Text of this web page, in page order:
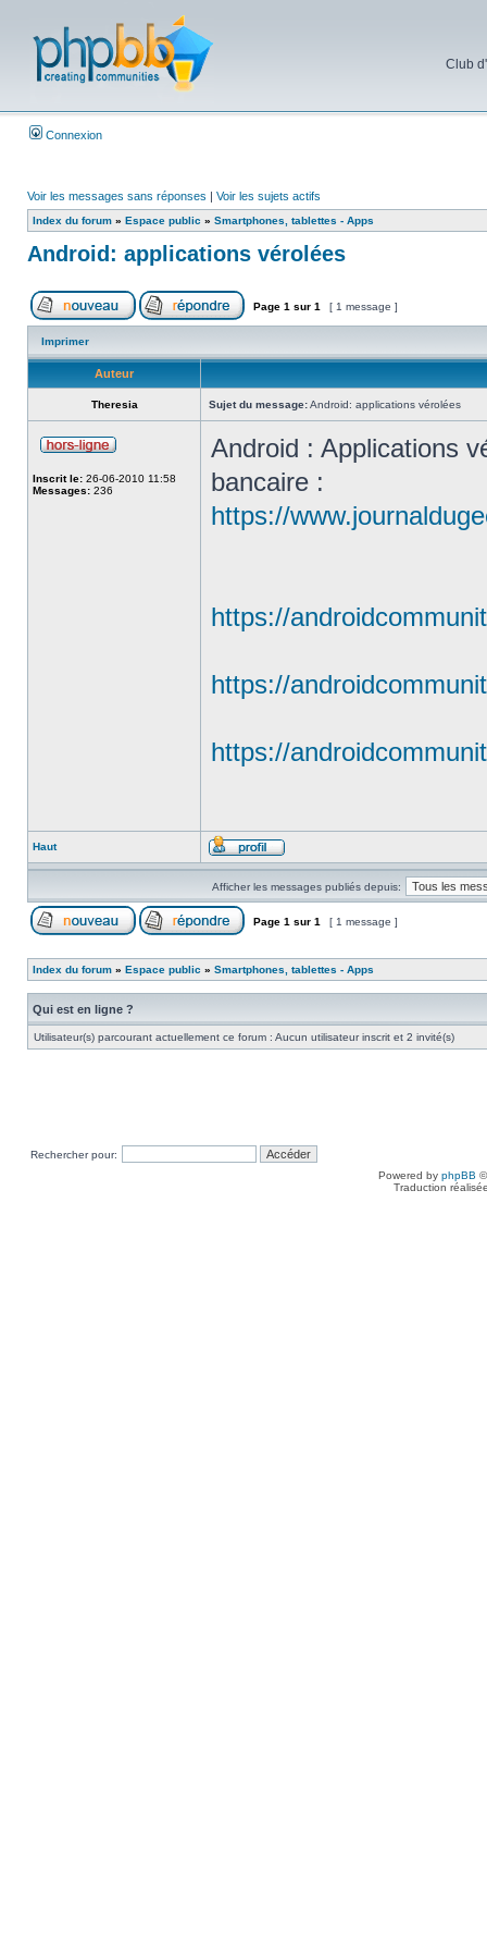
Club
Connexion
Voir les messages sans réponses | Voir les sujets actifs
Index du forum » Espace public » Smartphones, tablettes - Apps
Android: applications vérolées
Page 1 sur 1 [ 1 message ]
Imprimer
Auteur
Theresia Sujet du message:Android: applications vérolées
Inscrit le: 26-06-2010 11:58
Messages: 236
Android : Applications
bancaire :
https://
https://
https://
https://
Haut
Afficher les messages publiés depuis:
Page 1 sur 1 [ 1 message ]
Index du forum » Espace public » Smartphones, tablettes - Apps
Qui est en ligne ?
Utilisateur(s) parcourant actuellement ce forum : Aucun utilisateur inscrit et 2 invité(s)
Rechercher pour:
Powered by phpBB
Traduction